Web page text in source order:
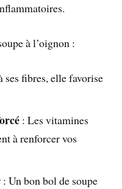
à l’oignon :
ses fibres, elle favorise
: Les vitamines
à renforcer vos
: Un bon bol de soupe